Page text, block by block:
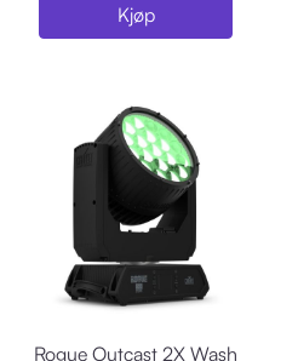
Kjøp
Rogue Outcast 2X Wash